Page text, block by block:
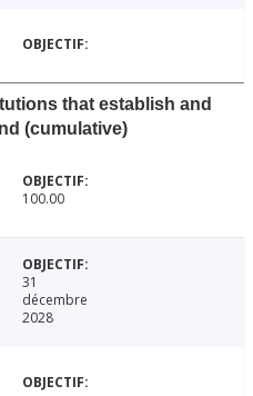
that establish and
(cumulative)
100.00
31
décembre
2028